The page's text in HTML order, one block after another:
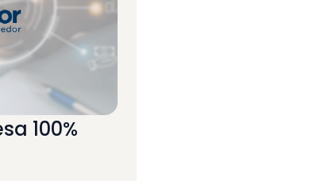
100%